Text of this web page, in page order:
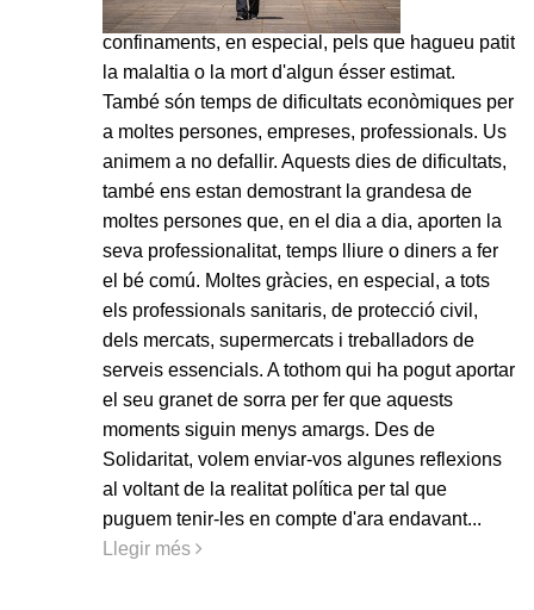
confinaments, en especial, pels que hagueu patit
la malaltia o la mort d'algun ésser estimat.
També són temps de dificultats econòmiques per
a moltes persones, empreses, professionals. Us
animem a no defallir. Aquests dies de dificultats,
també ens estan demostrant la grandesa de
moltes persones que, en el dia a dia, aporten la
seva professionalitat, temps lliure o diners a fer
el bé comú. Moltes gràcies, en especial, a tots
els professionals sanitaris, de protecció civil,
dels mercats, supermercats i treballadors de
serveis essencials. A tothom qui ha pogut aportar
el seu granet de sorra per fer que aquests
moments siguin menys amargs. Des de
Solidaritat, volem enviar-vos algunes reflexions
al voltant de la realitat política per tal que
puguem tenir-les en compte d'ara endavant...
Llegir més